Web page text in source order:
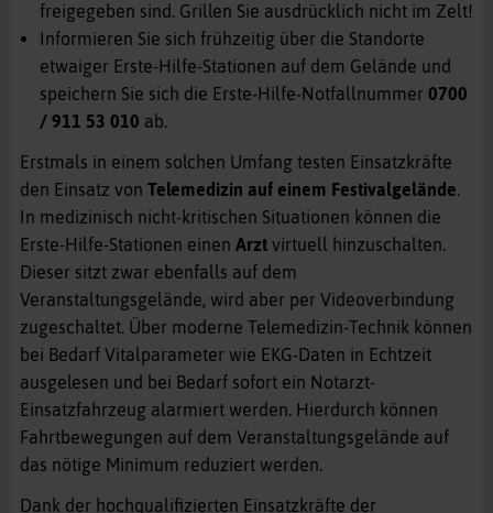
freigegeben sind. Grillen Sie ausdrücklich nicht im Zelt!
Informieren Sie sich frühzeitig über die Standorte
etwaiger Erste-Hilfe-Stationen auf dem Gelände und
speichern Sie sich die Erste-Hilfe-Notfallnummer 0700
/ 911 53 010 ab.
Erstmals in einem solchen Umfang testen Einsatzkräfte
den Einsatz von Telemedizin auf einem Festivalgelände
In medizinisch nicht-kritischen Situationen können die
Erste-Hilfe-Stationen einen Arzt virtuell hinzuschalten.
Dieser sitzt zwar ebenfalls auf dem
Veranstaltungsgelände, wird aber per Videoverbindung
zugeschaltet. Über moderne Telemedizin-Technik können
bei Bedarf Vitalparameter wie EKG-Daten in Echtzeit
ausgelesen und bei Bedarf sofort ein Notarzt-
Einsatzfahrzeug alarmiert werden. Hierdurch können
Fahrtbewegungen auf dem Veranstaltungsgelände auf
das nötige Minimum reduziert werden.
Dank der hochqualifizierten Einsatzkräfte der